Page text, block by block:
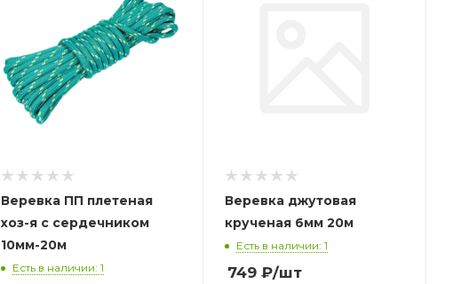
Веревка ПП плетеная
хоз-я с сердечником
10мм-20м
Есть в наличии: 1
Веревка джутовая
крученая 6мм 20м
Есть в наличии: 1
749₽/шт